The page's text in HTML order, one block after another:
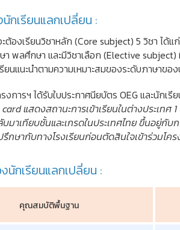
กเรียนแลกเปลี่ยน :
ะต้องเรียนวิชาหลัก (Core subject) 5 วิชา ไ
พลศึกษา และมีวิชาเลือก (Elective subject)
ยนแนะนำตามความเหมาะสมของระดับภาษาข
งการฯ ได้รับใบประกาศนียบัตร OEG และนักเ
แสดงสถานะการเข้าเรียนในต่างประเทศ
มาเทียบชั้นและเกรดในประเทศไทย ขึ้นอยู่กับ
กษากับทางโรงเรียนก่อนตัดสินใจเข้าร่วมโค
กเรียนแลกเปลี่ยน :
คุณสมบัติพื้นฐาน